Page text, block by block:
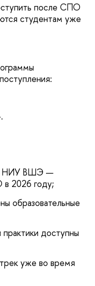
после СПО
студентам уже
в НИУ ВШЭ —
2026 году;
образовательные
доступны
уже во время